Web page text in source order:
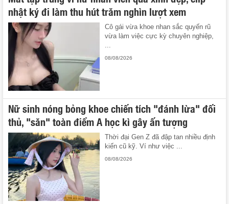
nhật ký đi làm thu hút trăm nghìn lượt xem
Cô gái vừa khoe nhan sắc quyến rũ
vừa làm việc cực kỳ chuyên nghiệp,
08/08/2026
Nữ sinh nóng bỏng khoe chiến tích "đánh lừa" đối
thủ, "săn" toàn điểm A học kì gây ấn tượng
Thời đại Gen Z đã đập tan nhiều định
kiến cũ kỹ. Ví như việc ...
08/08/2026